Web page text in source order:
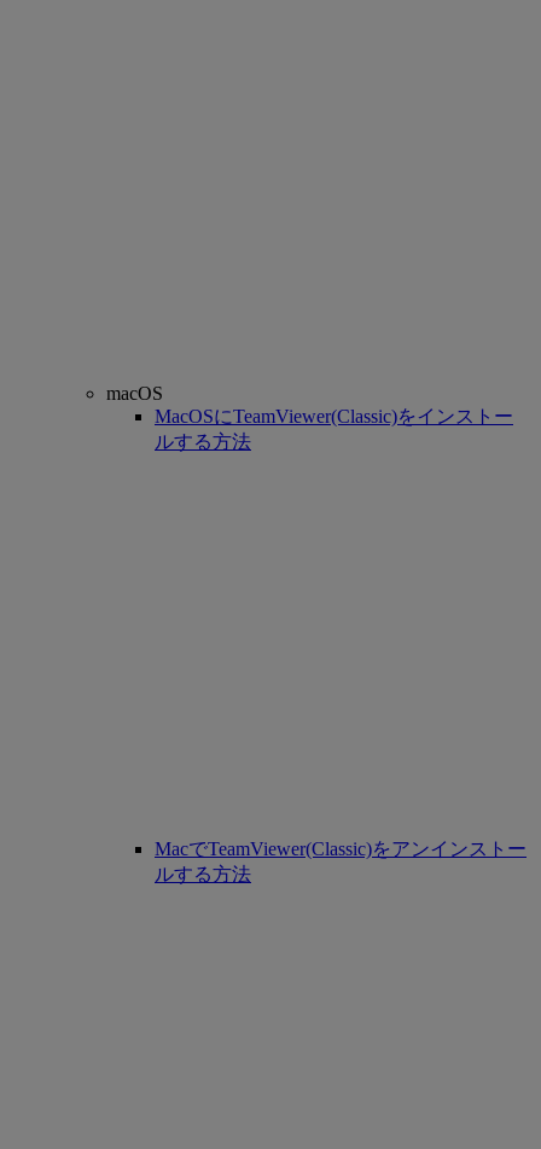
macOS
MacOSにTeamViewer(Classic)をインストー
ルする方法
MacでTeamViewer(Classic)をアンインストー
ルする方法